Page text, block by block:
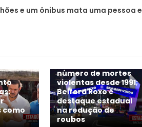
e um ônibus mata uma pessoa e
como
número de mortes
violentas desde 1991;
Belford Roxo é
destaque estadual
na redução de
roubos